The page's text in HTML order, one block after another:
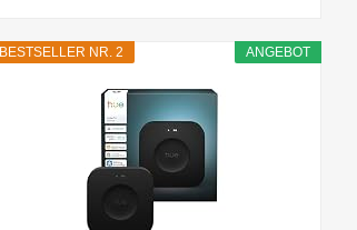
ANGEBOT
BESTSELLER NR. 2